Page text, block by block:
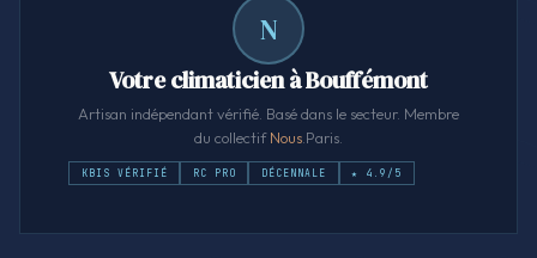
N
Votre climaticien à Bouffémont
Artisan indépendant vérifié. Basé dans le secteur. Membre
du collectifNous.Paris.
KBIS VÉRIFIÉ RC PRO DÉCENNALE ★ 4.9/5